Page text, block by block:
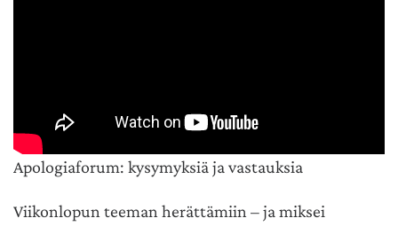
Apologiaforum: kysymyksiä ja vastauksia
Viikonlopun teeman herättämiin – ja miksei